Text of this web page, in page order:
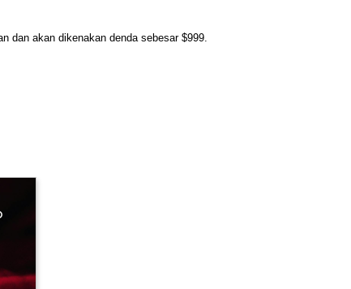
dan akan dikenakan denda sebesar $999.